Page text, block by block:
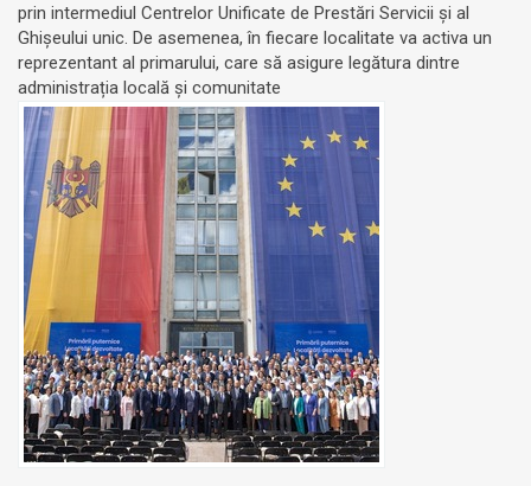
prin intermediul Centrelor Unificate de Prestări Servicii și al
Ghișeului unic. De asemenea, în fiecare localitate va activa un
reprezentant al primarului, care să asigure legătura dintre
administrația locală și comunitate